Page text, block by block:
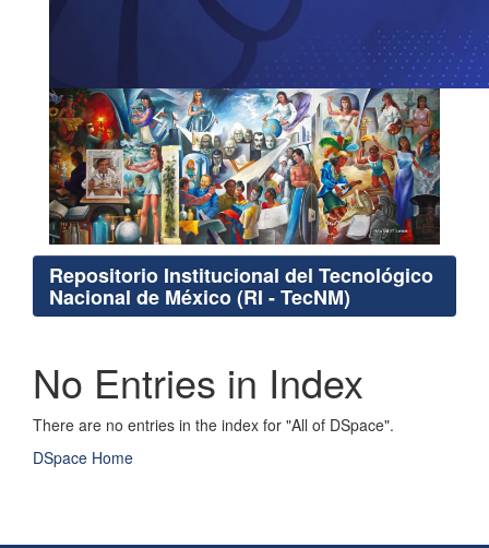
Repositorio Institucional del Tecnológico
Nacional de México (RI - TecNM)
No Entries in Index
There are no entries in the index for "All of DSpace".
DSpace Home